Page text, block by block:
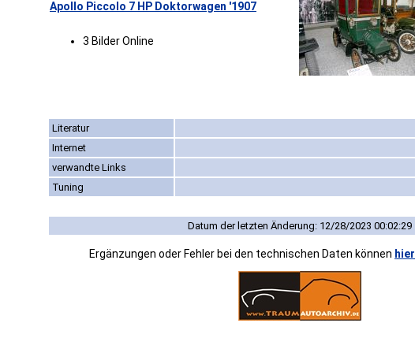
Apollo Piccolo 7 HP Doktorwagen '1907
3 Bilder Online
Literatur
Internet
verwandte Links
Tuning
Datum der letzten Änderung: 12/28/2023 00:02:29
Ergänzungen oder Fehler bei den technischen Daten können hier